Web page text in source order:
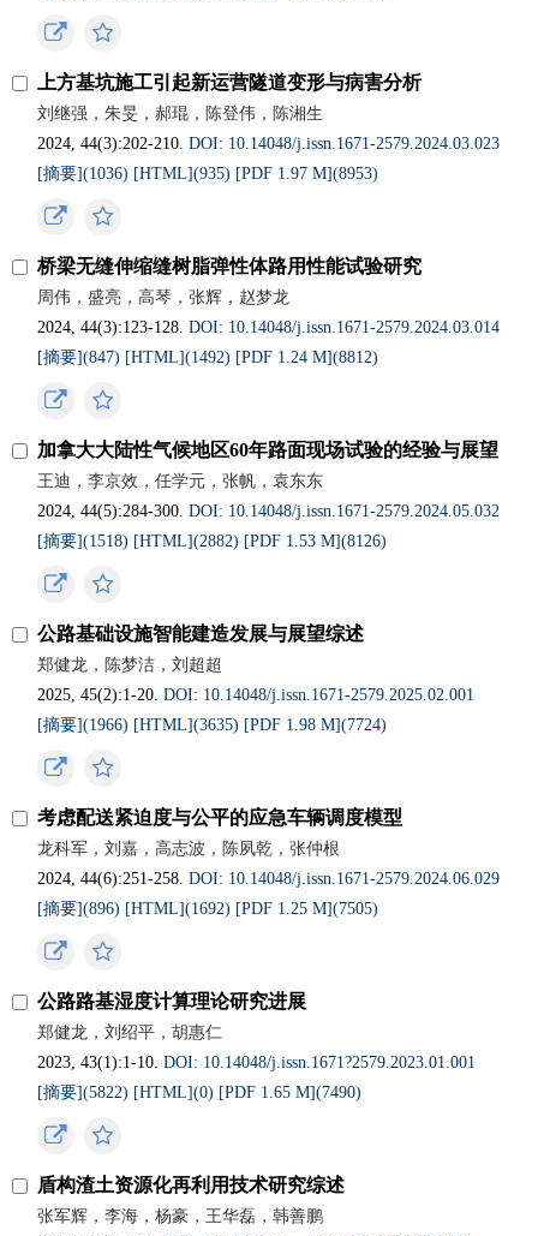
上方基坑施工引起新运营隧道变形与病害分析
刘继强，朱旻，郝琨，陈登伟，陈湘生
2024, 44(3):202-210.DOI: 10.14048/j.issn.1671-2579.2024.03.023
[摘要](1036) [HTML](935) [PDF 1.97 M](8953)
桥梁无缝伸缩缝树脂弹性体路用性能试验研究
周伟，盛亮，高琴，张辉，赵梦龙
2024, 44(3):123-128.DOI: 10.14048/j.issn.1671-2579.2024.03.014
[摘要](847) [HTML](1492) [PDF 1.24 M](8812)
加拿大大陆性气候地区60年路面现场试验的经验与展望
王迪，李京效，任学元，张帆，袁东东
2024, 44(5):284-300.DOI: 10.14048/j.issn.1671-2579.2024.05.032
[摘要](1518) [HTML](2882) [PDF 1.53 M](8126)
公路基础设施智能建造发展与展望综述
郑健龙，陈梦洁，刘超超
2025, 45(2):1-20.DOI: 10.14048/j.issn.1671-2579.2025.02.001
[摘要](1966) [HTML](3635) [PDF 1.98 M](7724)
考虑配送紧迫度与公平的应急车辆调度模型
龙科军，刘嘉，高志波，陈夙乾，张仲根
2024, 44(6):251-258.DOI: 10.14048/j.issn.1671-2579.2024.06.029
[摘要](896) [HTML](1692) [PDF 1.25 M](7505)
公路路基湿度计算理论研究进展
郑健龙，刘绍平，胡惠仁
2023, 43(1):1-10.DOI: 10.14048/j.issn.1671?2579.2023.01.001
[摘要](5822) [HTML](0) [PDF 1.65 M](7490)
盾构渣土资源化再利用技术研究综述
张军辉，李海，杨豪，王华磊，韩善鹏